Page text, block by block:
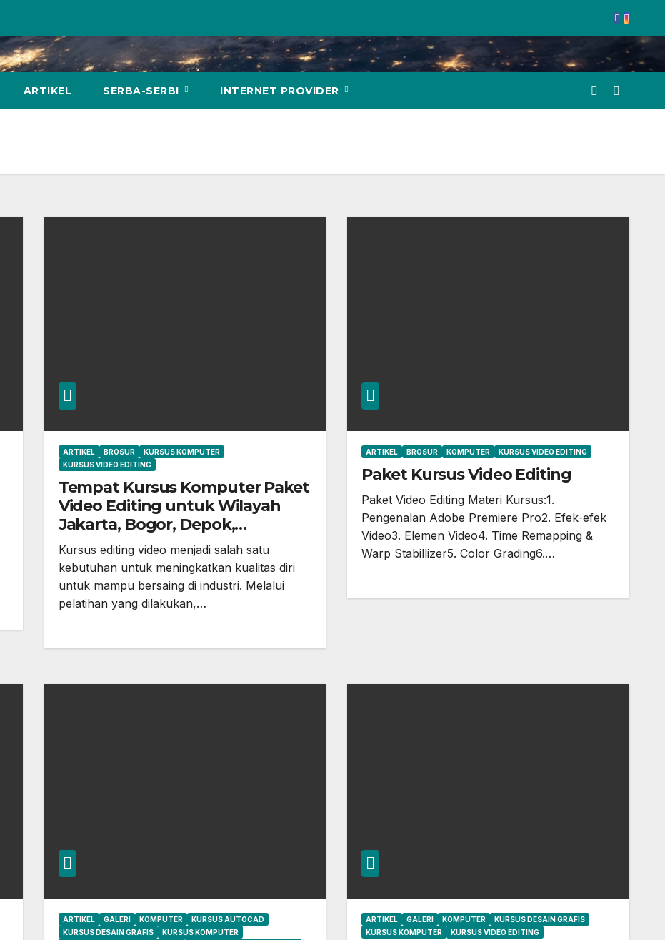
ARTIKEL SERBA-SERBI INTERNET PROVIDER
ARTIKEL BROSUR
KURSUS KOMPUTER
KURSUS VIDEO EDITING
Tempat Kursus Komputer Paket
Video Editing untuk Wilayah
Jakarta, Bogor, Depok,
Cileungsi, Cibubur, Setu,
Gunung Putri, dan Sekitarnya
Kursus editing video menjadi salah satu
kebutuhan untuk meningkatkan kualitas diri
untuk mampu bersaing di industri. Melalui
pelatihan yang dilakukan,…
ARTIKEL BROSUR KOMPUTER KURSUS VIDEO EDITING
Paket Kursus Video Editing
Paket Video Editing Materi Kursus:1.
Pengenalan Adobe Premiere Pro2. Efek-efek
Video3. Elemen Video4. Time Remapping &
Warp Stabillizer5. Color Grading6.…
ARTIKEL GALERI KOMPUTER
KURSUS AUTOCAD
KURSUS DESAIN GRAFIS
KURSUS KOMPUTER
ARTIKEL GALERI KOMPUTER
KURSUS DESAIN GRAFIS
KURSUS KOMPUTER
KURSUS VIDEO EDITING